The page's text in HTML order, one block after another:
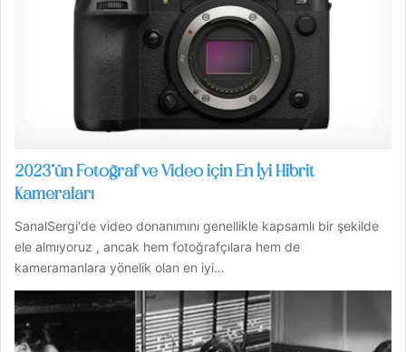
2023’ün Fotoğraf ve Video için En İyi Hibrit
Kameraları
SanalSergi'de video donanımını genellikle kapsamlı bir şekilde
ele almıyoruz , ancak hem fotoğrafçılara hem de
kameramanlara yönelik olan en iyi…